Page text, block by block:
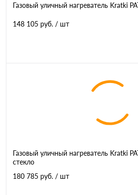
Газовый уличный нагреватель Kratki
148 105 руб. / шт
Газовый уличный нагреватель Kratki
стекло
180 785 руб. / шт